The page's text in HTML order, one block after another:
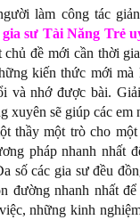
làm công tác
sư Tài Năng Trẻ
chủ đề mới cần thời
kiến thức mới
và nhớ được bài.
xuyên sẽ giúp các
thầy một trò cho
pháp nhanh nhất
số các gia sư đều
đường nhanh nhất
những kinh